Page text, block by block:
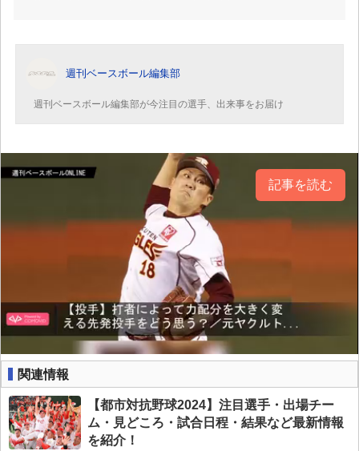
週刊ベースボール編集部
週刊ベースボール編集部が今注目の選手、出来事をお届け
記事を読む
関連情報
【都市対抗野球2024】注目選手・出場チー
ム・見どころ・試合日程・結果など最新情報
を紹介！